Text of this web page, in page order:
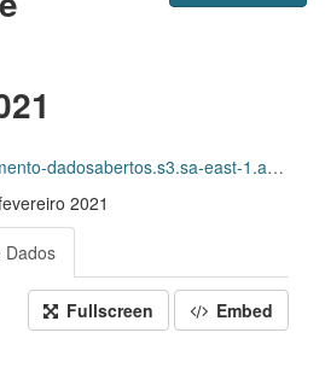
Plano+2016_2018_Grupos+de+dados/INSS+-+Materiais+de+Consumo+-+CMC/d-cmc-pda-001-202102.csv
2021
Dados
Fullscreen Embed